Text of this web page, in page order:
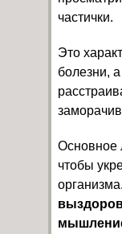
частички.
Это
болезни,
Основное
чтобы
организма.